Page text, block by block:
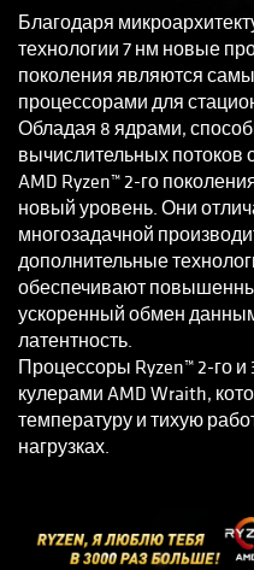
Благодаря
технологии 7 нм новые
поколения являются
процессорами для
Обладая 8 ядрами,
вычислительных
AMD Ryzen™ 2-го
новый уровень. Они
многозадачной
дополнительные
обеспечивают
ускоренный обмен
латентность.
Процессоры Ryzen™ 2-го
кулерами AMD Wraith,
температуру и тихую
нагрузках.